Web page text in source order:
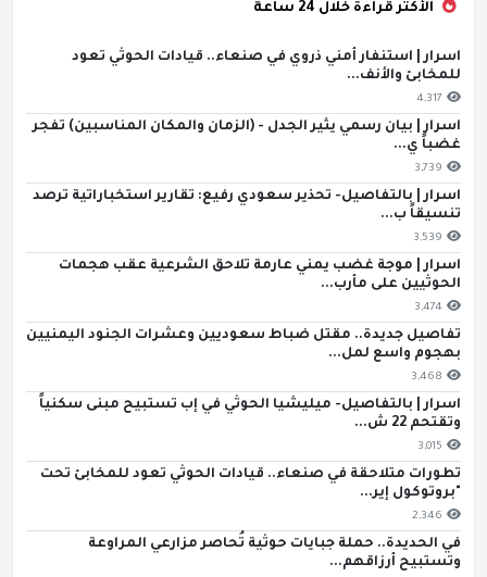
الأكثر قراءة خلال 24 ساعة
اسرار | استنفار أمني ذروي في صنعاء.. قيادات الحوثي تعود
للمخابئ والأنف...
4,317
اسرار | بيان رسمي يثير الجدل - (الزمان والمكان المناسبين) تفجر
غضباً ي...
3,739
اسرار | بالتفاصيل- تحذير سعودي رفيع: تقارير استخباراتية ترصد
تنسيقاً ب...
3,539
اسرار | موجة غضب يمني عارمة تلاحق الشرعية عقب هجمات
الحوثيين على مأرب...
3,474
تفاصيل جديدة.. مقتل ضباط سعوديين وعشرات الجنود اليمنيين
بهجوم واسع لمل...
3,468
اسرار | بالتفاصيل- ميليشيا الحوثي في إب تستبيح مبنى سكنياً
وتقتحم 22 ش...
3,015
تطورات متلاحقة في صنعاء.. قيادات الحوثي تعود للمخابئ تحت
"بروتوكول إير...
2,346
في الحديدة.. حملة جبايات حوثية تُحاصر مزارعي المراوعة
وتستبيح أرزاقهم...